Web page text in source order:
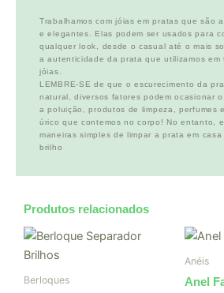
Trabalhamos com jóias em pratas que são
e elegantes. Elas podem ser usados para
qualquer look, desde o casual até o mais
a autenticidade da prata que utilizamos em
jóias.
LEMBRE-SE de que o escurecimento da
natural, diversos fatores podem ocasionar
a poluição, produtos de limpeza, perfumes
úrico que contemos no corpo! No entanto,
maneiras simples de limpar a prata em
brilho
Produtos relacionados
Berloques
Anéis
Anel